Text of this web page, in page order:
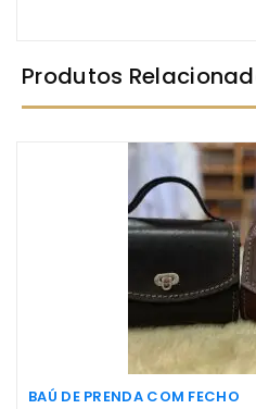
Produtos
BAÚ DE PRENDA COM FECHO